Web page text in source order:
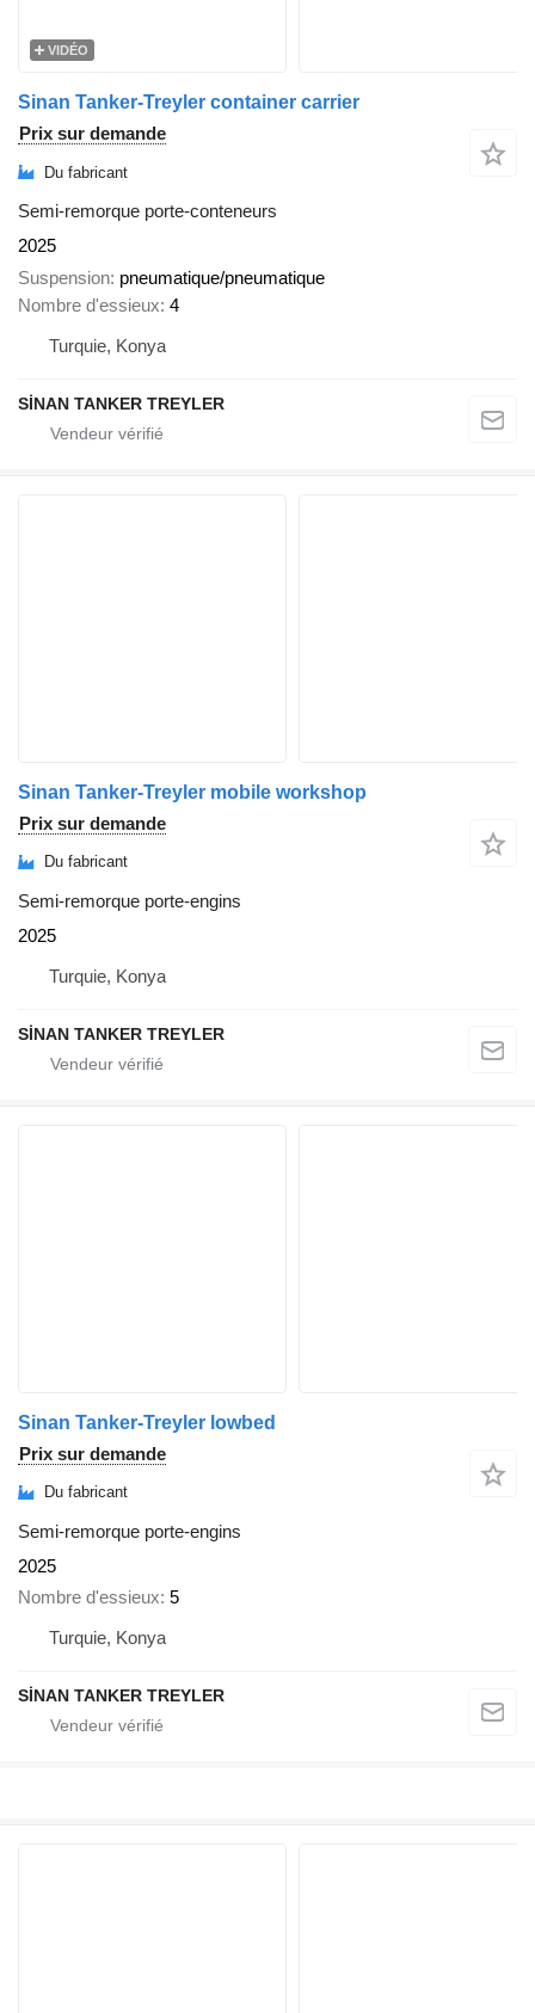
VIDÉO
Sinan Tanker-Treyler container carrier
Prix sur demande
Du fabricant
Semi-remorque porte-conteneurs
2025
Suspension pneumatique/pneumatique
Nombre d'essieux 4
Turquie, Konya
SİNAN TANKER TREYLER
Sinan Tanker-Treyler mobile workshop
Prix sur demande
Du fabricant
Semi-remorque porte-engins
2025
Turquie, Konya
SİNAN TANKER TREYLER
Sinan Tanker-Treyler lowbed
Prix sur demande
Du fabricant
Semi-remorque porte-engins
2025
Nombre d'essieux 5
Turquie, Konya
SİNAN TANKER TREYLER